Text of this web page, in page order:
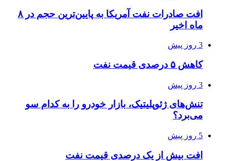
افت صادرات نفت آمریکا به پایین‌ترین حجم در ۸
ماه اخیر
3 روز پیش
کاهش ۵ درصدی قیمت نفت
3 روز پیش
تنش‌های ژئوپلیتیک، بازار خودرو را به کدام سو
می‌برد؟
5 روز پیش
افت بیش از یک درصدی قیمت نفت